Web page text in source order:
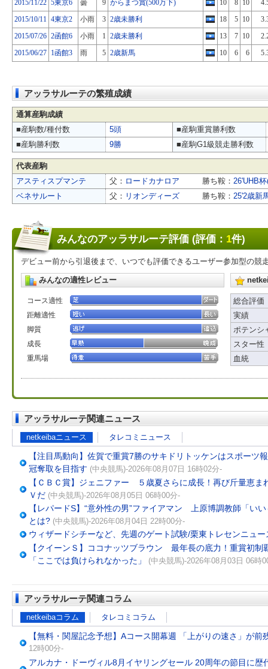
2015/11/22 5東京6 曇 9 からまつ賞(500万下) 10 8 10
2015/10/11 4東京2 小雨 3 2歳未勝利 18 5 10
2015/07/26 2函館6 小雨 1 2歳未勝利 13 7 10
2015/06/27 1函館3 雨 5 2歳新馬 10 6 6
アッラサルーテの繁殖成績
通算産駒成績
■産駒数/種付数
5頭
■産駒重賞勝利数
■産駒勝利数
9勝 ■産駒G1級競走勝利数
代表産駒
アスティスプマンテ
父： ロードカナロア 勝ち鞍： 26'UHB
ベネサルート
父： リオンディーズ 勝ち鞍： 25'2歳新
みんなのアッラサルーテ評価 (評価： 1件)
デビュー前から引退後まで、いつでも評価できるユーザー参加型の競
みんなの適性レビュー
コース適性
距離適性
脚質
成長
重馬場
総合評価
実績
ポテンシ
スター性
血統
アッラサルーテ関連ニュース
netkeibaニュース タレコミニュース
【注目馬動向】佐賀で重賞7勝のサキドリトッケンはスポー
冠奪取を目指す (中央競馬)-2026年08月07日 16時02分-
【ＣＢＣ賞】ジェニファー ５歳夏さらに成長！再び斤量恵
Ｖだ (中央競馬)-2026年08月05日 06時00分-
【レパードS】“意外性の男”ファイアマン 上原博調教師「い
とは? (中央競馬)-2026年08月04日 22時00分-
ウィザードシチーなど、先週のゲート試験/栗東トレセンニュー
【クイーンＳ】ココナッツブラウン 最年長の底力！重賞初
「ここでは負けられなかった」
(中央競馬)-2026年08月03日 06時
アッラサルーテ関連コラム
netkeibaコラム タレコミコラム
【無料・関屋記念予想】Aコース開幕週 「上がりの速さ」が前
12時00分-
アルカナ・ドーヴィル8月イヤリングセール 20周年の節目に歴